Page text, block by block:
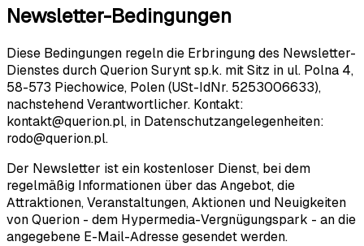
Newsletter-Bedingungen
Diese Bedingungen regeln die Erbringung des Newsletter-
Dienstes durch Querion Surynt sp.k. mit Sitz in ul. Polna 4,
58-573 Piechowice, Polen (USt-IdNr. 5253006633),
nachstehend Verantwortlicher. Kontakt:
kontakt@querion.pl, in Datenschutzangelegenheiten:
rodo@querion.pl.
Der Newsletter ist ein kostenloser Dienst, bei dem
regelmäßig Informationen über das Angebot, die
Attraktionen, Veranstaltungen, Aktionen und Neuigkeiten
von Querion - dem Hypermedia-Vergnügungspark - an die
angegebene E-Mail-Adresse gesendet werden.